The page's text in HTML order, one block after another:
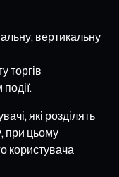
вертикальну
торгів
які розділять
при цьому
користувача